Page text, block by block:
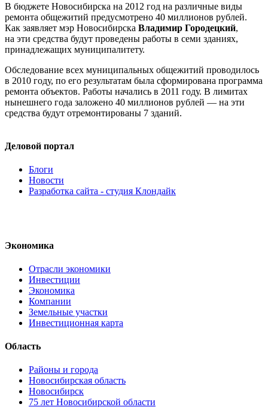
В бюджете Новосибирска на 2012 год на различные виды
ремонта общежитий предусмотрено 40 миллионов рублей.
Как заявляет мэр Новосибирска Владимир Городецкий,
на эти средства будут проведены работы в семи зданиях,
принадлежащих муниципалитету.
Обследование всех муниципальных общежитий проводилось
в 2010 году, по его результатам была сформирована программа
ремонта объектов. Работы начались в 2011 году. В лимитах
нынешнего года заложено 40 миллионов рублей — на эти
средства будут отремонтированы 7 зданий.
Деловой портал
Блоги
Новости
Разработка сайта - студия Клондайк
Экономика
Отрасли экономики
Инвестиции
Экономика
Компании
Земельные участки
Инвестиционная карта
Область
Районы и города
Новосибирская область
Новосибирск
75 лет Новосибирской области